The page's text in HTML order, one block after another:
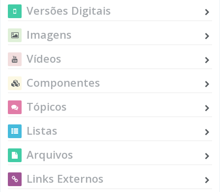
Versões Digitais
Imagens
Vídeos
Componentes
Tópicos
Listas
Arquivos
Links Externos